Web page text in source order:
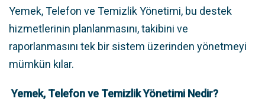
Yemek, Telefon ve Temizlik Yönetimi, bu destek
hizmetlerinin planlanmasını, takibini ve
raporlanmasını tek bir sistem üzerinden yönetmeyi
mümkün kılar.
Yemek, Telefon ve Temizlik Yönetimi Nedir?